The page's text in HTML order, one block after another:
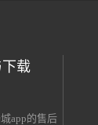
载
app的售后